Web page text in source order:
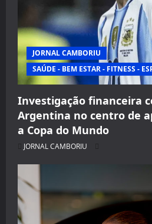
JORNAL CAMBORIU
SAÚDE - BEM ESTAR - FITNESS -
Investigação financeira
Argentina no centro de
a Copa do Mundo
JORNAL CAMBORIU